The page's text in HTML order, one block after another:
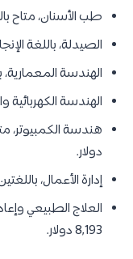
طب الأسنان، متاح باللغتين
الصيدلة، باللغة الإنجليزية :
الهندسة المعمارية، باللغة
الهندسة الكهربائية
دولار.
إدارة الأعمال، باللغتين
العلاج الطبيعي
8,193 دولار.